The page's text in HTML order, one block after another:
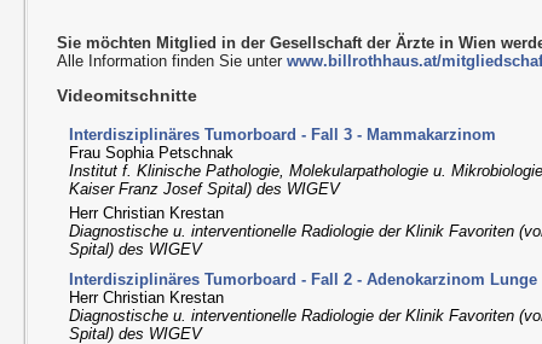
Sie möchten Mitglied in der Gesellschaft der Ärzte in Wien
Alle Information finden Sie unterwww.billrothhaus.at/
Videomitschnitte
Interdisziplinäres Tumorboard - Fall 3 - Mammakarzinom
Frau Sophia Petschnak
Institut f. Klinische Pathologie, Molekularpathologie u.
Kaiser Franz Josef Spital) des WIGEV
Herr Christian Krestan
Diagnostische u. interventionelle Radiologie der Klinik Favoriten
Spital) des WIGEV
Interdisziplinäres Tumorboard - Fall 2 - Adenokarzinom Lunge
Herr Christian Krestan
Diagnostische u. interventionelle Radiologie der Klinik Favoriten
Spital) des WIGEV